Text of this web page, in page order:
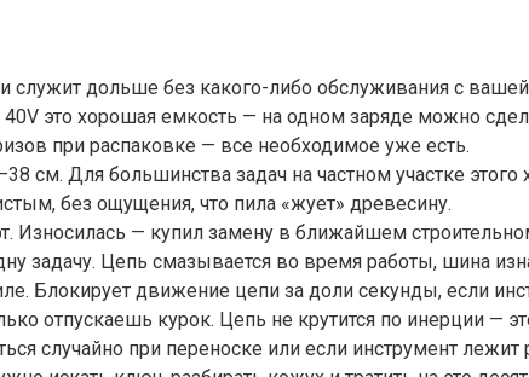
служит дольше без какого-либо обслуживания с
это хорошая емкость — на одном заряде можно
при распаковке — все необходимое уже есть.
см. Для большинства задач на частном участке этого
без ощущения, что пила «жует» древесину.
— купил замену в ближайшем
задачу. Цепь смазывается во время работы, шина
Блокирует движение цепи за доли секунды, если
отпускаешь курок. Цепь не крутится по инерции —
случайно при переноске или если инструмент лежит